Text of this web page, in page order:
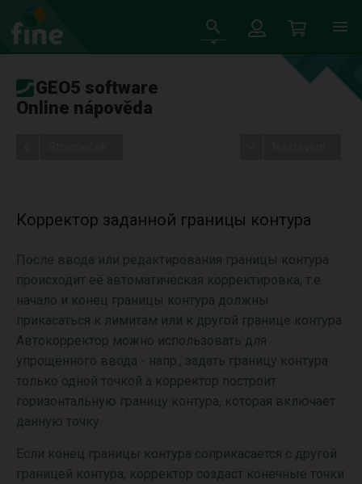
GEO5 software
Online nápověda
Корректор заданной границы контура
После ввода или редактирования границы контура
происходит её автоматическая корректировка, т.е.
начало и конец границы контура должны
прикасаться к лимитам или к другой границе контура.
Автокорректор можно использовать для
упрощённого ввода - напр., задать границу контура
только одной точкой а корректор построит
горизонтальную границу контура, которая включает
данную точку.
Если конец границы контура соприкасается с другой
границей контура, корректор создаст конечные точки